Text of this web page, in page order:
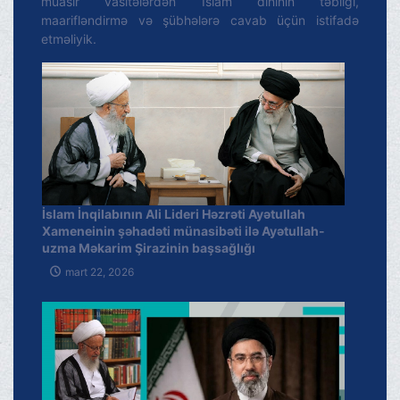
maarifləndirmə və şübhələrə cavab üçün istifadə
etməliyik.
İslam İnqilabının Ali Lideri Həzrəti Ayətullah
Xameneinin şəhadəti münasibəti ilə Ayətullah-
uzma Məkarim Şirazinin başsağlığı
mart 22, 2026